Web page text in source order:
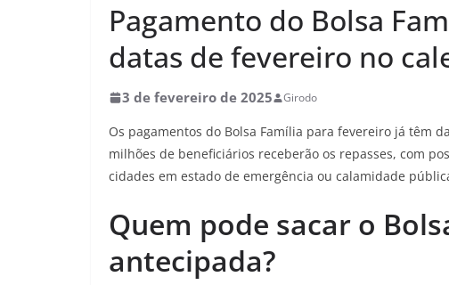
Pagamento do Bolsa
datas de fevereiro no
3 de fevereiro de 2025 Girodo
Os pagamentos do Bolsa Família para fevereiro já têm
milhões de beneficiários receberão os repasses, com
cidades em estado de emergência ou calamidade
Quem pode sacar o
antecipada?